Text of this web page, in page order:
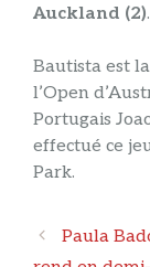
Auckland (2).
Bautista est
l’Open
Portugais
effectué ce
Park.
Navigation
des
Paula